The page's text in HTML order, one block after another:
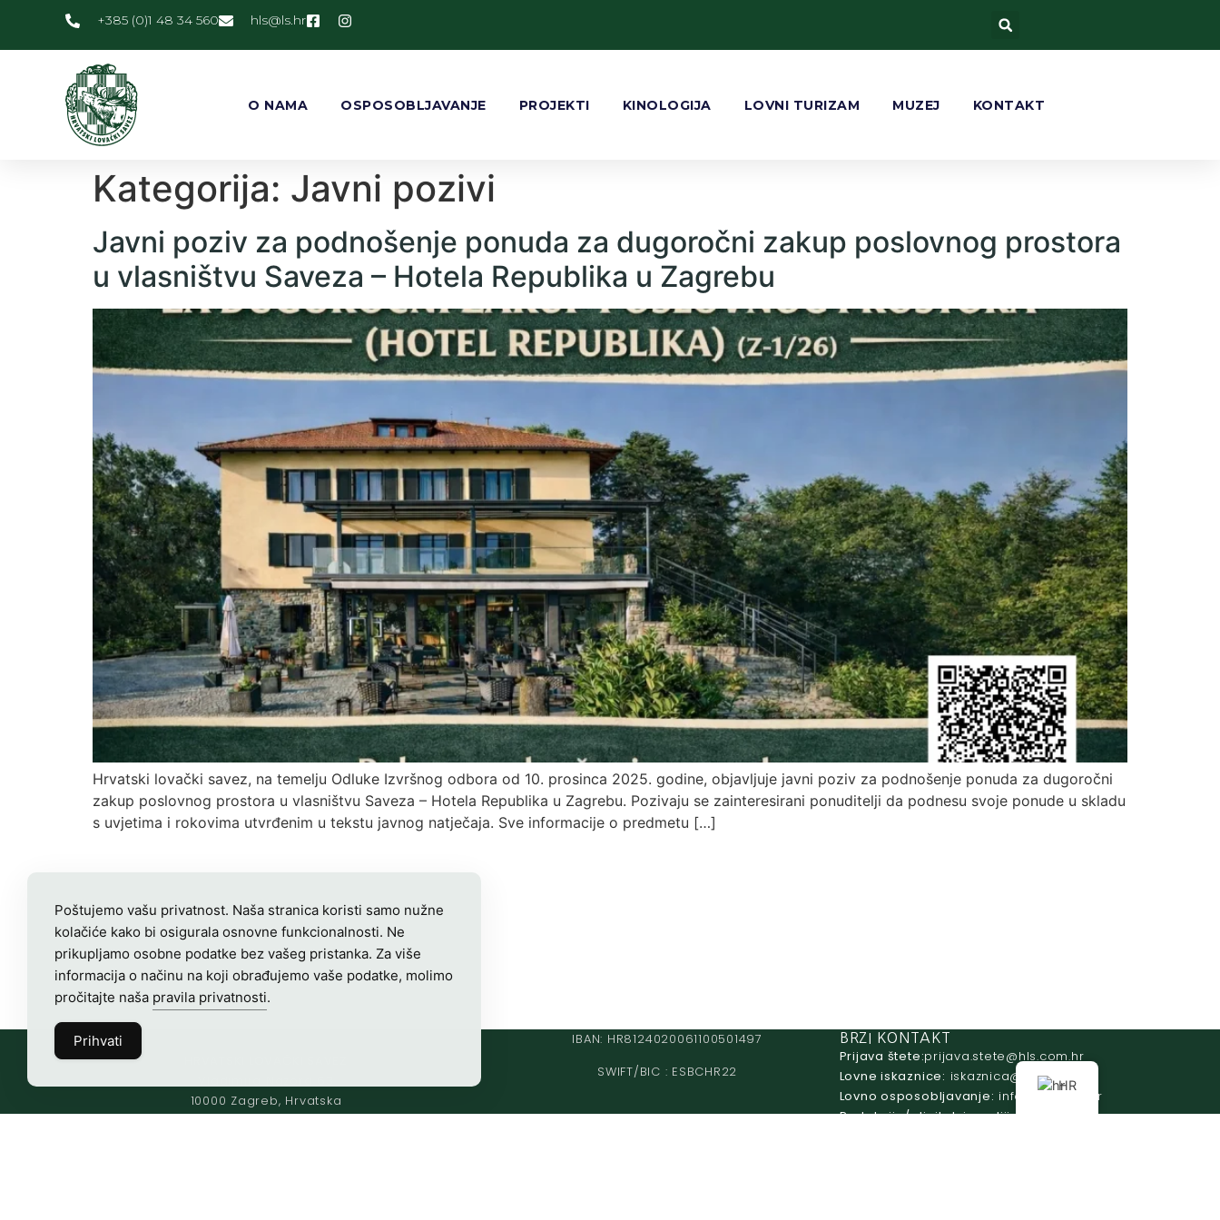
+385 (0)1 48 34 560 rh.sl
@slh
O NAMA OSPOSOBLJAVANJE PROJEKTI KINOLOGIJA LOVNI TURIZAM MUZEJ KONTAKT
Kategorija: Javni pozivi
Javni poziv za podnošenje ponuda za dugoročni zakup poslovnog prostora
u vlasništvu Saveza – Hotela Republika u Zagrebu
Hrvatski lovački savez, na temelju Odluke Izvršnog odbora od 10. prosinca 2025. godine, objavljuje javni poziv za podnošenje ponuda za dugoročni
zakup poslovnog prostora u vlasništvu Saveza – Hotela Republika u Zagrebu. Pozivaju se zainteresirani ponuditelji da podnesu svoje ponude u skladu
s uvjetima i rokovima utvrđenim u tekstu javnog natječaja. Sve informacije o predmetu […]
10000 Zagreb, Hrvatska
IBAN: HR8124020061100501497
SWIFT/BIC : ESBCHR22
BRZI KONTAKT
Prijava štete: rh.moc.slh
@etets.avajirp
Lovne iskaznice:
rh.moc.slh
@acinzaksi
Lovno osposobljavanje:
rh.ude-slh
@ofni
Redakcija/ digitalni mediji:
rh.sl
Poštujemo vašu privatnost. Naša stranica koristi samo nužne
kolačiće kako bi osigurala osnovne funkcionalnosti. Ne
prikupljamo osobne podatke bez vašeg pristanka. Za više
informacija o načinu na koji obrađujemo vaše podatke, molimo
pročitajte naša pravila privatnosti.
Prihvati
HR